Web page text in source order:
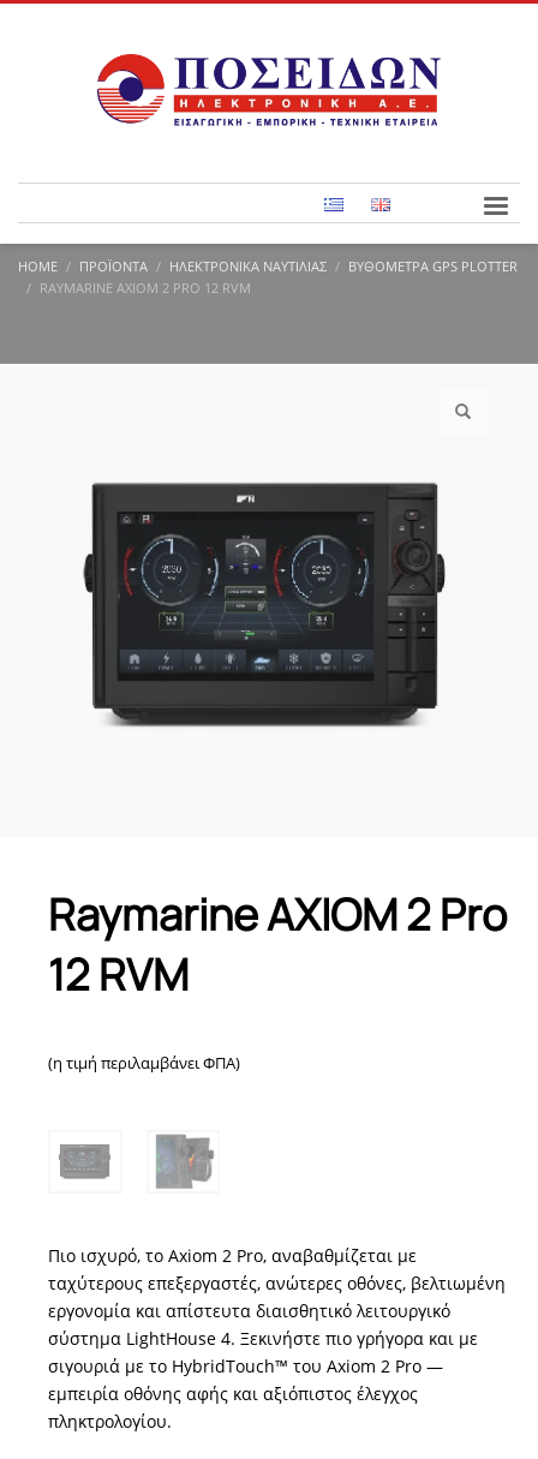
HOME ΠΡΟΪΌΝΤΑ ΗΛΕΚΤΡΟΝΙΚΆ ΝΑΥΤΙΛΊΑΣ
ΒΥΘΌΜΕΤΡΑ GPS PLOTTER
RAYMARINE AXIOM 2 PRO 12 RVM
Raymarine AXIOM 2 Pro
12 RVM
(η τιμή περιλαμβάνει ΦΠΑ)
Πιο ισχυρό, το Axiom 2 Pro, αναβαθμίζεται με
ταχύτερους επεξεργαστές, ανώτερες οθόνες, βελτιωμένη
εργονομία και απίστευτα διαισθητικό λειτουργικό
σύστημα LightHouse 4. Ξεκινήστε πιο γρήγορα και με
σιγουριά με το HybridTouch™ του Axiom 2 Pro —
εμπειρία οθόνης αφής και αξιόπιστος έλεγχος
πληκτρολογίου.